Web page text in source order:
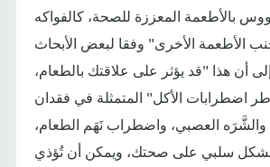
بالأطعمة المعززة للصحة، كالفواكه
الأطعمة الأخرى" وفقا لبعض الأبحاث
أن هذا "قد يؤثر على علاقتك بالطعام،
اضطرابات الأكل" المتمثلة في فقدان
والشَّرَه العصبي، واضطراب نَهَم الطعام،
بشكل سلبي على صحتك، ويمكن أن تُؤذي